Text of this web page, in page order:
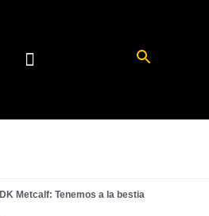
DK Metcalf: Tenemos a la bestia